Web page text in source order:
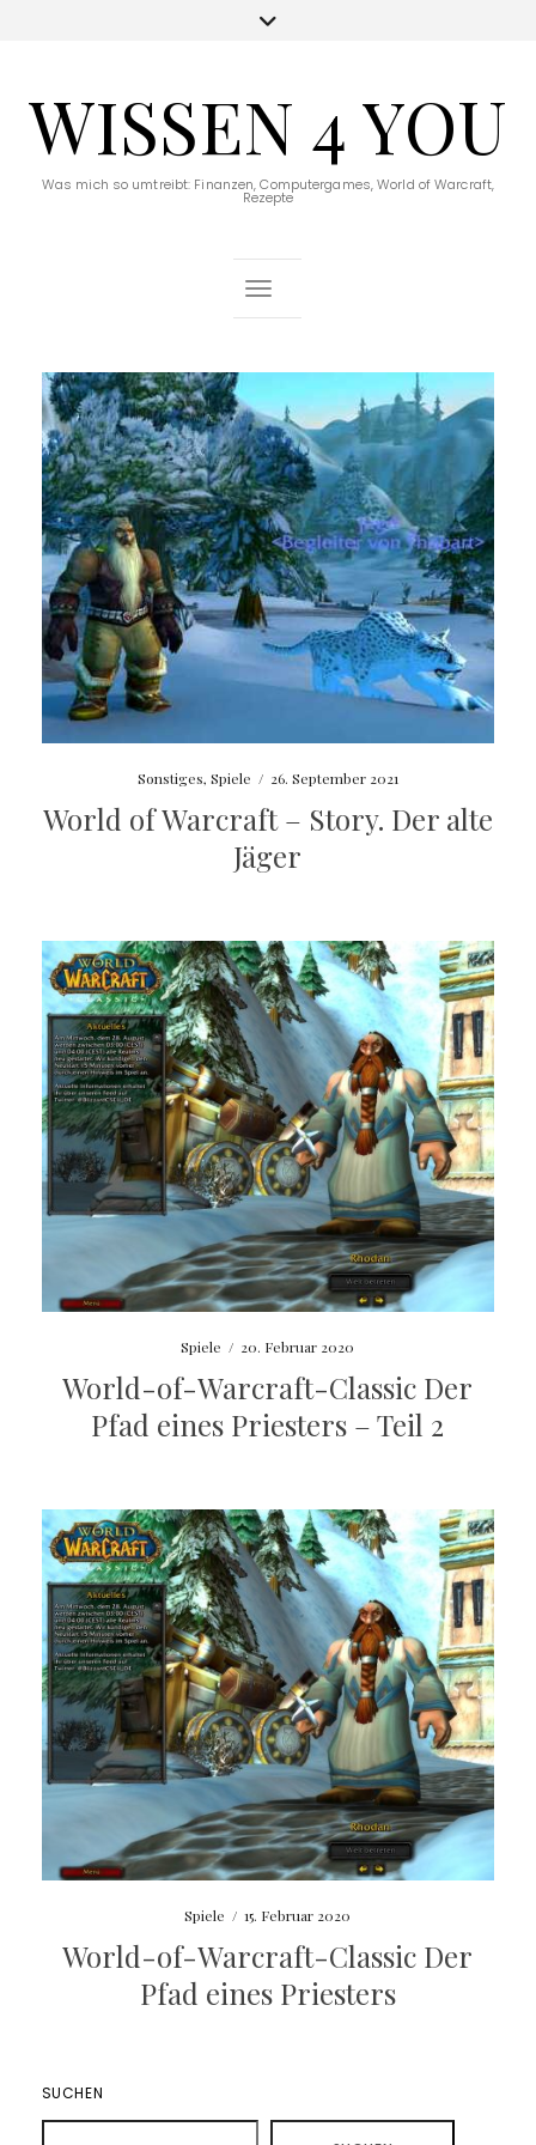
WISSEN 4 YOU
Was mich so umtreibt: Finanzen, Computergames, World of Warcraft,
Rezepte
Toggle Navigation
Sonstiges, Spiele / 26. September 2021
World of Warcraft – Story. Der alte
Jäger
Spiele / 20. Februar 2020
World-of-Warcraft-Classic Der
Pfad eines Priesters – Teil 2
Spiele / 15. Februar 2020
World-of-Warcraft-Classic Der
Pfad eines Priesters
SUCHEN